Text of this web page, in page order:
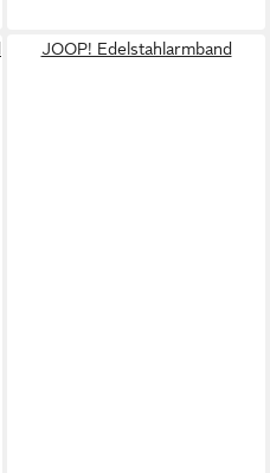
JOOP! Edelstahlarmband